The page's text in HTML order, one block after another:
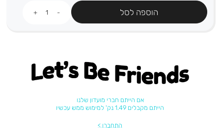
הוספה לסל
Let's be friends
אם הייתם חברי מועדון שלנו
הייתם מקבלים 1.49 נק' למימוש ממש עכשיו
התחברו